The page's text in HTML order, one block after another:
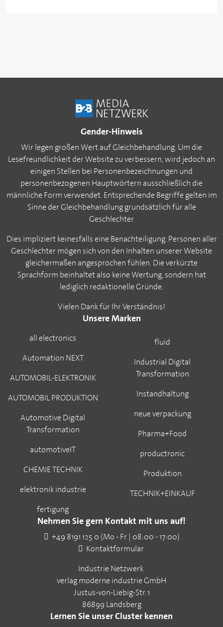
Gender-Hinweis
Wir legen großen Wert auf Gleichbehandlung. Um die
Lesefreundlichkeit der Website zu verbessern, wird jedoch an
einigen Stellen bei Personenbezeichnungen und
personenbezogenen Hauptwörtern ausschließlich die
männliche Form verwendet. Entsprechende Begriffe gelten im
Sinne der Gleichbehandlung grundsätzlich für alle
Geschlechter.
Dies impliziert keinesfalls eine Benachteiligung. Personen aller
Geschlechter mögen sich von den Inhalten unserer Website
gleichermaßen angesprochen fühlen. Die verkürzte
Sprachform beinhaltet also keine Wertung, sondern hat
lediglich redaktionelle Gründe.
Vielen Dank für Ihr Verständnis!
Unsere Marken
all electronics
Automation NEXT
AUTOMOBIL-ELEKTRONIK
AUTOMOBIL PRODUKTION
Automotive Digital
Transformation
automotiveIT
CHEMIE TECHNIK
elektronik industrie
fertigung
fluid
Industrial Digital
Transformation
Instandhaltung
neue verpackung
Pharma+Food
productronic
Produktion
TECHNIK+EINKAUF
Nehmen Sie gern Kontakt mit uns auf!
+49 8191 125 0 (Mo - Fr | 08:00 - 17:00)
Kontaktformular
Industrie Netzwerk
verlag moderne industrie GmbH
Justus-von-Liebig-Str. 1
86899 Landsberg
Lernen Sie unser Cluster kennen